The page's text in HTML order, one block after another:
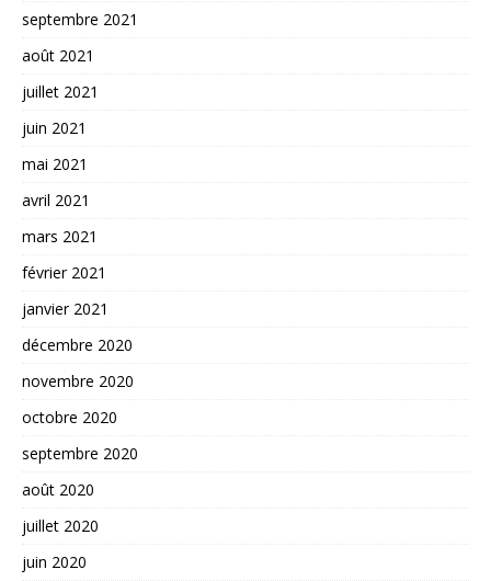
septembre 2021
août 2021
juillet 2021
juin 2021
mai 2021
avril 2021
mars 2021
février 2021
janvier 2021
décembre 2020
novembre 2020
octobre 2020
septembre 2020
août 2020
juillet 2020
juin 2020